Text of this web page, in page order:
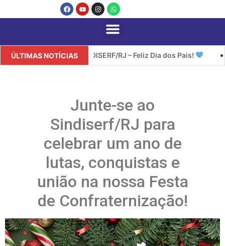
ÚLTIMAS NOTÍCIASSINDISERF/RJ – Feliz Dia dos Pais!
Junte-se ao
Sindiserf/RJ para
celebrar um ano de
lutas, conquistas e
união na nossa Festa
de Confraternização!